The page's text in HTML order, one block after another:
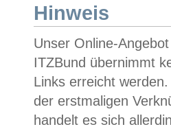
Hinweis
Unser Online-
ITZBund übernimmt
Links erreicht
der erstmaligen
handelt es sich